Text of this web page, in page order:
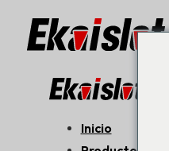
Inicio